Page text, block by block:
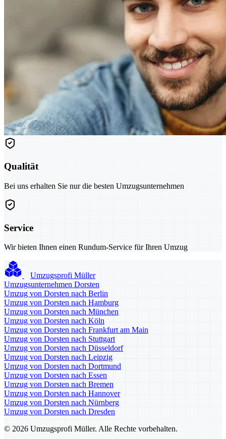
Qualität
Bei uns erhalten Sie nur die besten Umzugsunternehmen
Service
Wir bieten Ihnen einen Rundum-Service für Ihren Umzug
Umzugsprofi Müller
Umzugsunternehmen Dorsten
Umzug von Dorsten nach Berlin
Umzug von Dorsten nach Hamburg
Umzug von Dorsten nach München
Umzug von Dorsten nach Köln
Umzug von Dorsten nach Frankfurt am Main
Umzug von Dorsten nach Stuttgart
Umzug von Dorsten nach Düsseldorf
Umzug von Dorsten nach Leipzig
Umzug von Dorsten nach Dortmund
Umzug von Dorsten nach Essen
Umzug von Dorsten nach Bremen
Umzug von Dorsten nach Hannover
Umzug von Dorsten nach Nürnberg
Umzug von Dorsten nach Dresden
© 2026 Umzugsprofi Müller. Alle Rechte vorbehalten.